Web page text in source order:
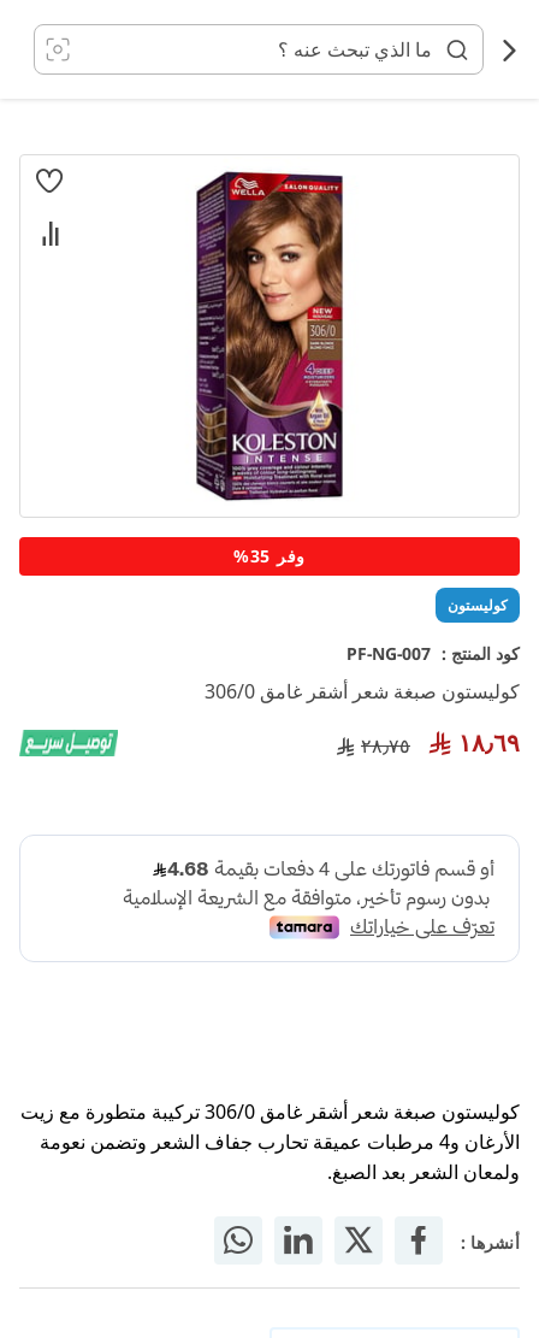
المحتوى
كوليستون
كود المنتج : PF-NG-007
كوليستون صبغة شعر أشقر غامق 306/0
١٨٫٦٩ ٢٨٫٧٥
كوليستون صبغة شعر أشقر غامق 306/0 تركيبة متطورة مع زيت
الأرغان و4 مرطبات عميقة تحارب جفاف الشعر وتضمن نعومة
ولمعان الشعر بعد الصبغ.
أنشرها :
انتقل
تخطي
إلى
بداية
معرض
الصور
وفر 35%